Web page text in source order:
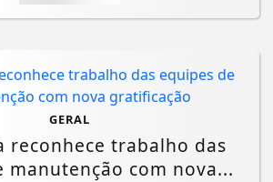
GERAL
reconhece trabalho das
manutenção com nova...